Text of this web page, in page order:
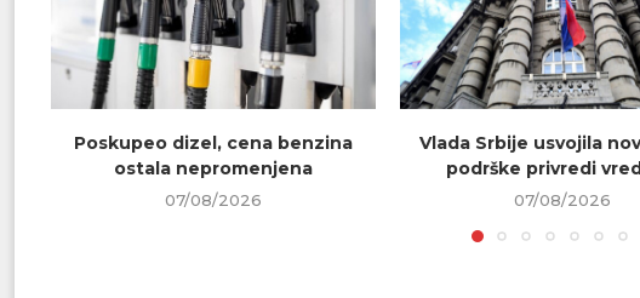
Poskupeo dizel, cena benzina
ostala nepromenjena
07/08/2026
Vlada Srbije usvojila
podrške privredi
07/08/2026